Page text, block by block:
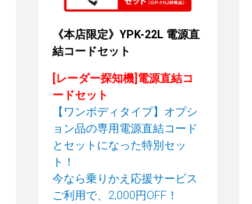
《本店限定》YPK-22L 電源直
結コードセット
[レーダー探知機]電源直結コ
ードセット
【ワンボディタイプ】オプシ
ョン品の専用電源直結コード
とセットになった特別セッ
ト！
今なら乗りかえ応援サービス
ご利用で、 2,000円OFF！